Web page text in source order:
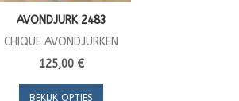
AVONDJURK 2483
CHIQUE AVONDJURKEN
125,00 €
BEKIJK OPTIES